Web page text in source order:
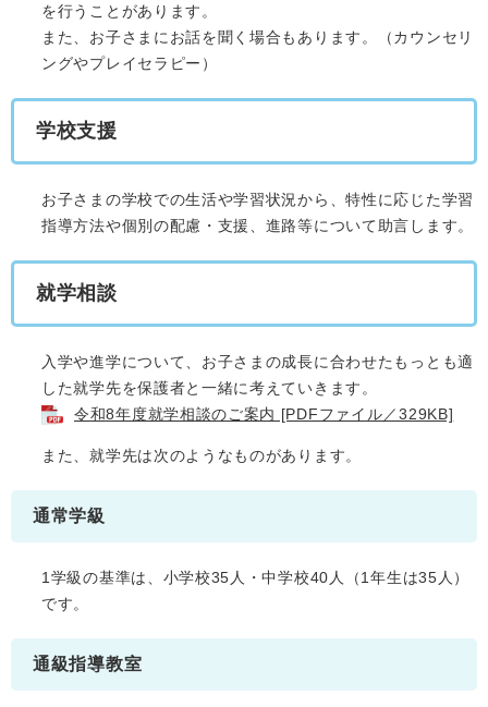
を行うことがあります。
また、お子さまにお話を聞く場合もあります。（カウンセリ
ングやプレイセラピー）
学校支援
お子さまの学校での生活や学習状況から、特性に応じた学習
指導方法や個別の配慮・支援、進路等について助言します。
就学相談
入学や進学について、お子さまの成長に合わせたもっとも適
した就学先を保護者と一緒に考えていきます。
令和8年度就学相談のご案内 [PDFファイル／329KB]
また、就学先は次のようなものがあります。
通常学級
1学級の基準は、小学校35人・中学校40人（1年生は35人）
です。
通級指導教室